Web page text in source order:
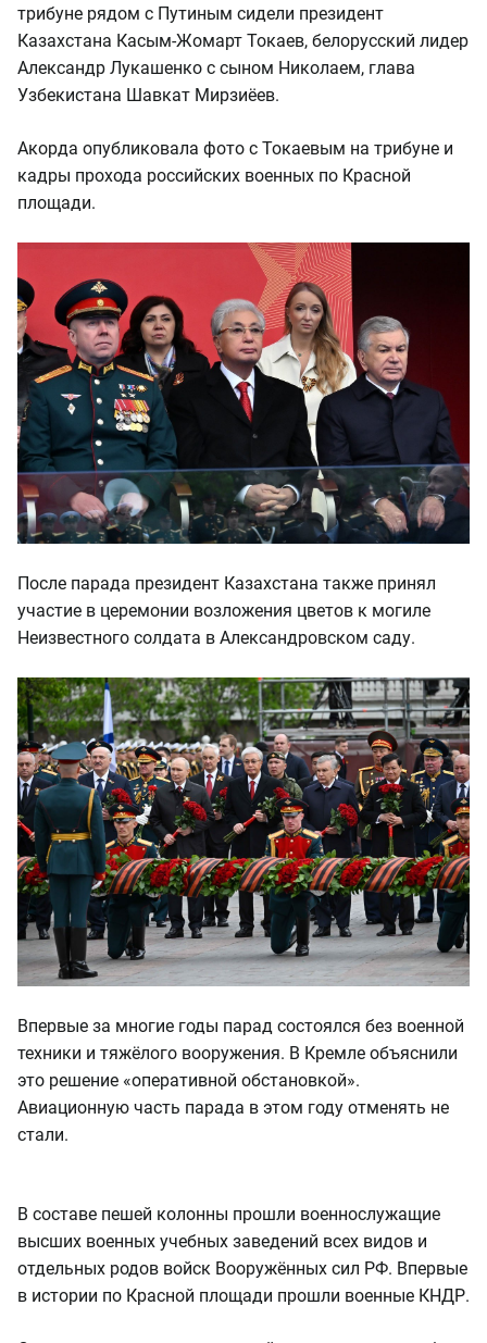
трибуне рядом с Путиным сидели президент
Казахстана Касым-Жомарт Токаев, белорусский лидер
Александр Лукашенко с сыном Николаем, глава
Узбекистана Шавкат Мирзиёев.
Акорда опубликовала фото с Токаевым на трибуне и
кадры прохода российских военных по Красной
площади.
После парада президент Казахстана также принял
участие в церемонии возложения цветов к могиле
Неизвестного солдата в Александровском саду.
Впервые за многие годы парад состоялся без военной
техники и тяжёлого вооружения. В Кремле объяснили
это решение «оперативной обстановкой».
Авиационную часть парада в этом году отменять не
стали.
В составе пешей колонны прошли военнослужащие
высших военных учебных заведений всех видов и
отдельных родов войск Вооружённых сил РФ. Впервые
в истории по Красной площади прошли военные КНДР.